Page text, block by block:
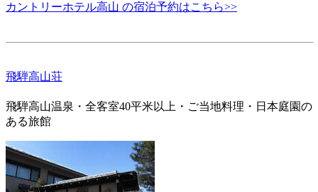
カントリーホテル高山 の宿泊予約はこちら>>
飛騨高山荘
飛騨高山温泉・全客室40平米以上・ご当地料理・日本庭園の
ある旅館